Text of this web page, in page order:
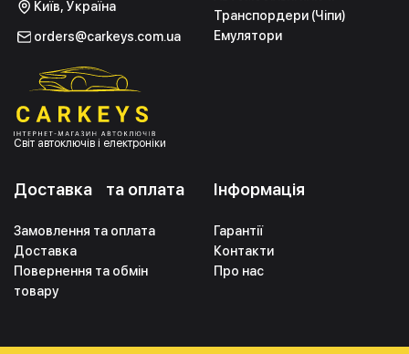
Київ, Україна
orders@carkeys.com.ua
Світ автоключів і електроніки
Транспордери (Чіпи)
Емулятори
Інформація
Гарантії
Контакти
Про нас
Доставка та оплата
Замовлення та оплата
Доставка
Повернення та обмін
товару